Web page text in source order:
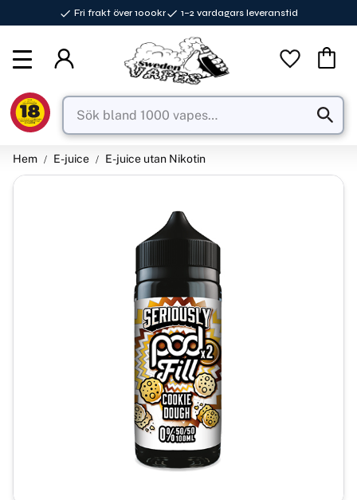
Fri frakt över 1000kr 1–2 vardagars leveranstid
Favoriter
Hem E-juice E-juice utan Nikotin